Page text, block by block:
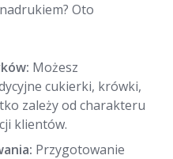
Oto
Możesz
cukierki, krówki,
zależy od charakteru
klientów.
Przygotowanie